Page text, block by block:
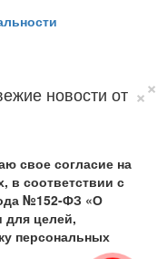
×
×
новости от
свое согласие на
в соответствии с
№152-ФЗ «О
для целей,
персональных